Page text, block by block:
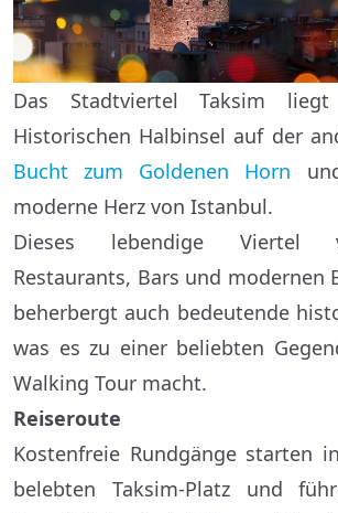
Das Stadtviertel Taksim
Historischen Halbinsel auf der
Bucht zum Goldenen Horn
moderne Herz von Istanbul.
Dieses lebendige Viertel
Restaurants, Bars und modernen
beherbergt auch bedeutende
was es zu einer beliebten
Walking Tour macht.
Reiseroute
Kostenfreie Rundgänge starten
belebten Taksim-Platz und